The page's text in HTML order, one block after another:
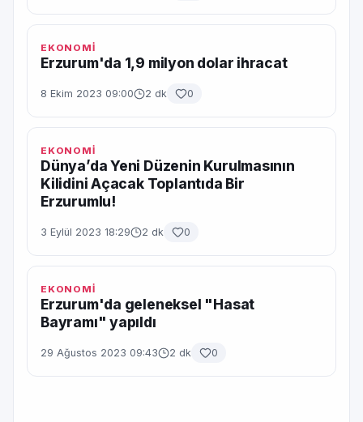
EKONOMİ
Erzurum'da 1,9 milyon dolar ihracat
8 Ekim 2023 09:00 2 dk 0
EKONOMİ
Dünya’da Yeni Düzenin Kurulmasının
Kilidini Açacak Toplantıda Bir
Erzurumlu!
3 Eylül 2023 18:29 2 dk 0
EKONOMİ
Erzurum'da geleneksel "Hasat
Bayramı" yapıldı
29 Ağustos 2023 09:43 2 dk 0